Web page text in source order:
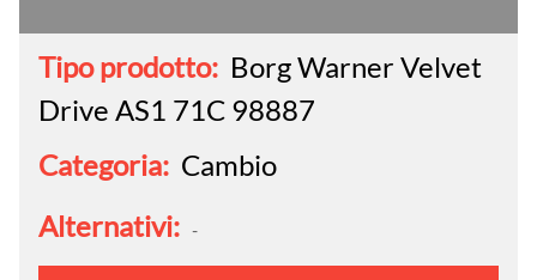
Tipo prodotto: Borg Warner Velvet
Drive AS1 71C 98887
Categoria: Cambio
Alternativi: -